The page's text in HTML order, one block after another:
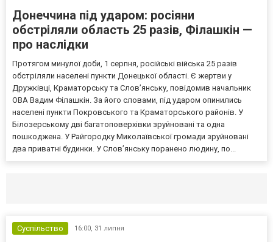
Донеччина під ударом: росіяни
обстріляли область 25 разів, Філашкін —
про наслідки
Протягом минулої доби, 1 серпня, російські війська 25 разів
обстріляли населені пункти Донецької області. Є жертви у
Дружківці, Краматорську та Слов’янську, повідомив начальник
ОВА Вадим Філашкін. За його словами, під ударом опинились
населені пункти Покровського та Краматорського районів. У
Білозерському дві багатоповерхівки зруйновані та одна
пошкоджена. У Райгородку Миколаївської громади зруйновані
два приватні будинки. У Слов’янську поранено людину, по...
Суспільство 16:00, 31 липня